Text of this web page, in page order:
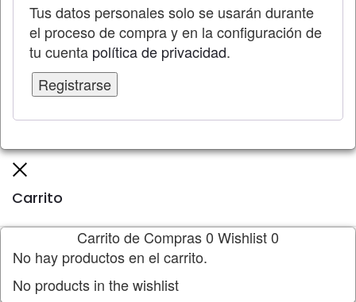
Tus datos personales solo se usarán durante
el proceso de compra y en la configuración de
tu cuenta política de privacidad.
Registrarse
Carrito
Carrito de Compras0 Wishlist0
No hay productos en el carrito.
No products in the wishlist